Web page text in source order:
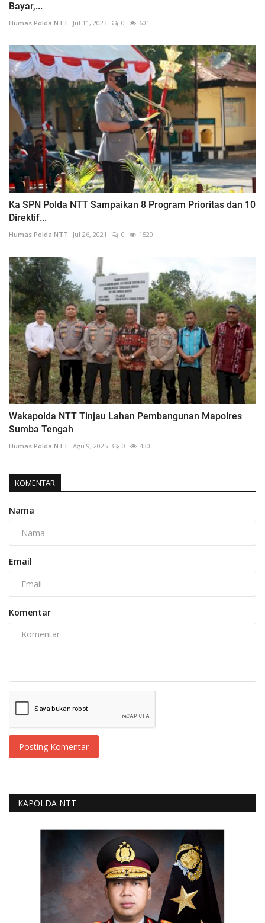
Bayar,...
Humas Polda NTT Jul 11, 2023 0 601
Ka SPN Polda NTT Sampaikan 8 Program Prioritas dan 10
Direktif...
Humas Polda NTT Jul 26, 2021 0 1520
Wakapolda NTT Tinjau Lahan Pembangunan Mapolres
Sumba Tengah
Humas Polda NTT Agu 9, 2025 0 430
KOMENTAR
Nama
Email
Komentar
Posting Komentar
KAPOLDA NTT